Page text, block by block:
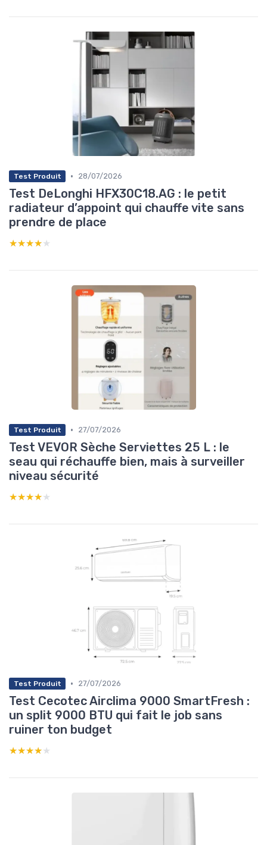
Test Produit • 28/07/2026
Test DeLonghi HFX30C18.AG : le petit
radiateur d’appoint qui chauffe vite sans
prendre de place
★★★★★
★★★★★
Test Produit • 27/07/2026
Test VEVOR Sèche Serviettes 25 L : le
seau qui réchauffe bien, mais à surveiller
niveau sécurité
★★★★★
★★★★★
Test Produit • 27/07/2026
Test Cecotec Airclima 9000 SmartFresh :
un split 9000 BTU qui fait le job sans
ruiner ton budget
★★★★★
★★★★★